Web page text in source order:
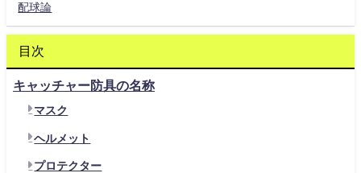
配球論
目次
キャッチャー防具の名称
マスク
ヘルメット
プロテクター